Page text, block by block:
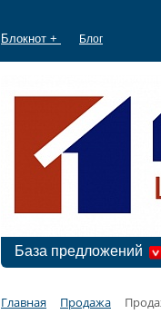
Блокнот + Блог
База предложений
Главная Продажа